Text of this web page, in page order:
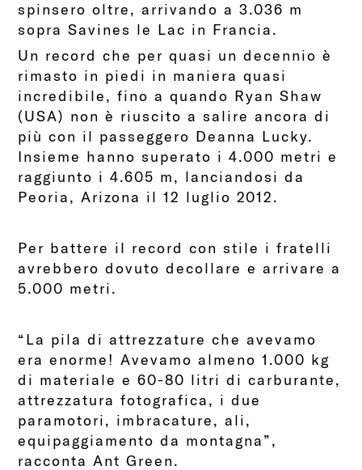
spinsero oltre, arrivando a 3.036 m
sopra Savines le Lac in Francia.
Un record che per quasi un decennio è
rimasto in piedi in maniera quasi
incredibile, fino a quando Ryan Shaw
(USA) non è riuscito a salire ancora di
più con il passeggero Deanna Lucky.
Insieme hanno superato i 4.000 metri e
raggiunto i 4.605 m, lanciandosi da
Peoria, Arizona il 12 luglio 2012.
Per battere il record con stile i fratelli
avrebbero dovuto decollare e arrivare a
5.000 metri.
“La pila di attrezzature che avevamo
era enorme! Avevamo almeno 1.000 kg
di materiale e 60-80 litri di carburante,
attrezzatura fotografica, i due
paramotori, imbracature, ali,
equipaggiamento da montagna”,
racconta Ant Green.